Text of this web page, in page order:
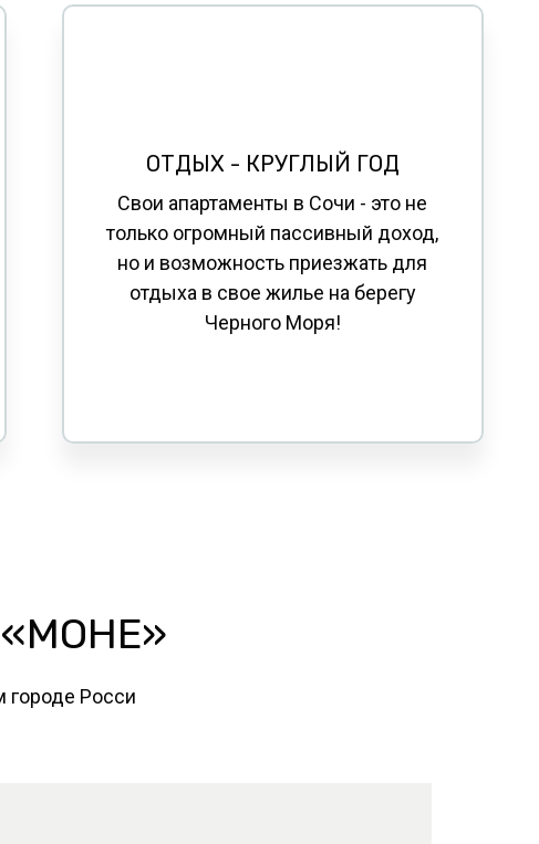
ОТДЫХ - КРУГЛЫЙ ГОД
Свои апартаменты в Сочи - это не
только огромный пассивный доход,
но и возможность приезжать для
отдыха в свое жилье на берегу
Черного Моря!
«МОНЕ»
городе Росси